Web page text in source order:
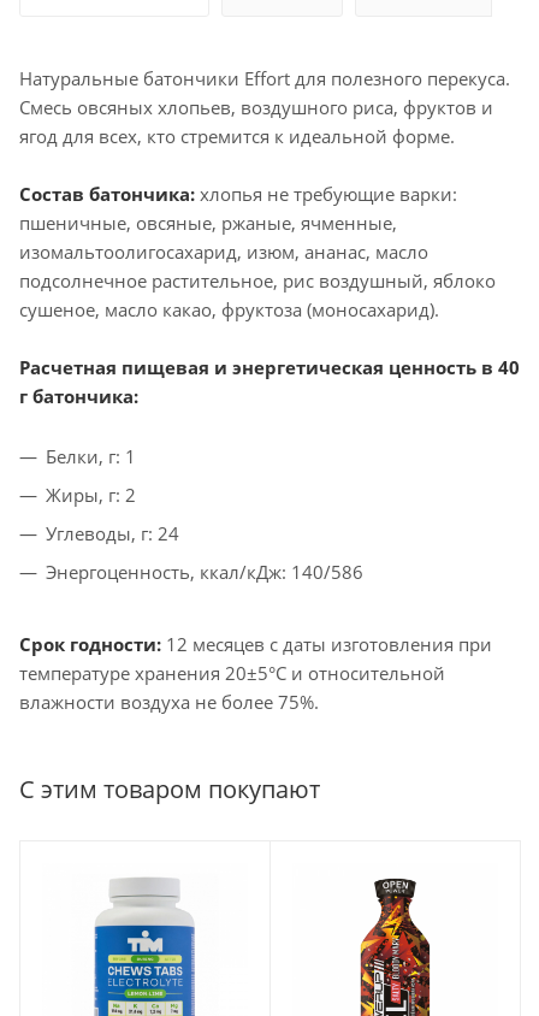
Натуральные батончики Effort для полезного перекуса.
Смесь овсяных хлопьев, воздушного риса, фруктов и
ягод для всех, кто стремится к идеальной форме.
Состав батончика: хлопья не требующие варки:
пшеничные, овсяные, ржаные, ячменные,
изомальтоолигосахарид, изюм, ананас, масло
подсолнечное растительное, рис воздушный, яблоко
сушеное, масло какао, фруктоза (моносахарид).
Расчетная пищевая и энергетическая ценность в 40
г батончика:
Белки, г: 1
Жиры, г: 2
Углеводы, г: 24
Энергоценность, ккал/кДж: 140/586
Срок годности: 12 месяцев с даты изготовления при
температуре хранения 20±5°С и относительной
влажности воздуха не более 75%.
С этим товаром покупают